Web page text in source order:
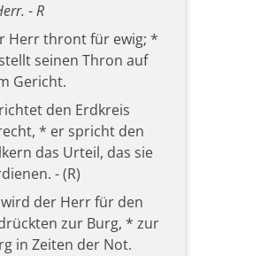
- R
Herr thront für ewig; *
seinen Thron auf
Gericht.
den Erdkreis
* er spricht den
das Urteil, das sie
- (R)
der Herr für den
zur Burg, * zur
in Zeiten der Not.